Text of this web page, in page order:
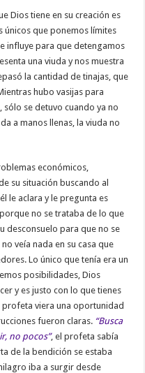
Dios tiene en su creación es
únicos que ponemos límites
influye para que detengamos
una viuda y nos muestra
la cantidad de tinajas, que
hubo vasijas para
se detuvo cuando ya no
a manos llenas, la viuda no
económicos,
su situación buscando al
le aclara y le pregunta es
no se trataba de lo que
desconsuelo para que no se
veía nada en su casa que
Lo único que tenía era un
posibilidades, Dios
y es justo con lo que tienes
profeta viera una oportunidad
fueron claras. “Busca
no pocos”, el profeta sabía
de la bendición se estaba
iba a surgir desde